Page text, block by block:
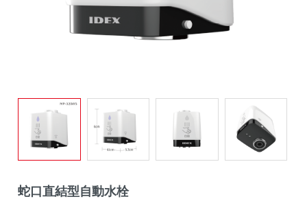
蛇口直結型自動水栓